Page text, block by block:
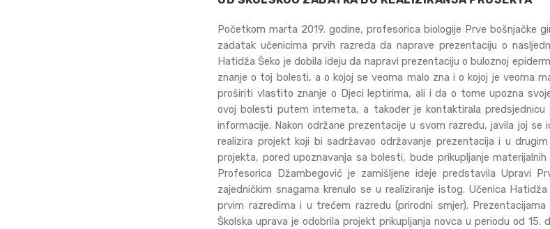
Početkom marta 2019. godine, profesorica biologije Prve bošnjačke
zadatak učenicima prvih razreda da naprave prezentaciju o
Hatidža Šeko je dobila ideju da napravi prezentaciju o buloznoj
znanje o toj bolesti, a o kojoj se veoma malo zna i o kojoj je veoma
proširiti vlastito znanje o Djeci leptirima, ali i da o tome upozna
ovoj bolesti putem interneta, a također je kontaktirala predsjednicu
informacije. Nakon održane prezentacije u svom razredu, javila joj
realizira projekt koji bi sadržavao održavanje prezentacija i u
projekta, pored upoznavanja sa bolesti, bude prikupljanje
Profesorica Džambegović je zamišljene ideje predstavila Upravi
zajedničkim snagama krenulo se u realiziranje istog. Učenica
prvim razredima i u trećem razredu (prirodni smjer).
Školska uprava je odobrila projekt prikupljanja novca u periodu od 15.